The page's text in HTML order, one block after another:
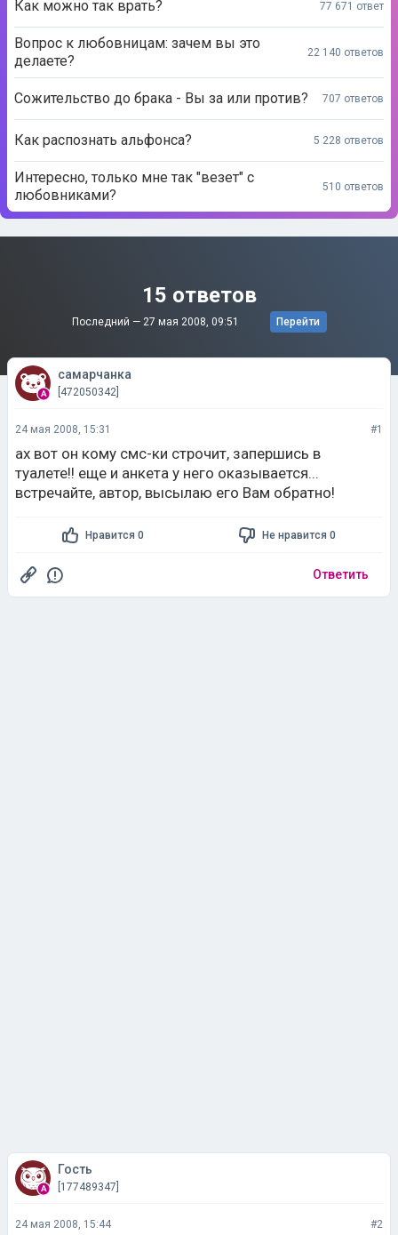
Как можно так врать? 77 671 ответ
Вопрос к любовницам: зачем вы это
делаете?
22 140 ответов
Сожительство до брака - Вы за или против? 707 ответов
Как распознать альфонса? 5 228 ответов
Интересно, только мне так "везет" с
любовниками?
510 ответов
15 ответов
Последний — 27 мая 2008, 09:51 Перейти
самарчанка
[472050342]
24 мая 2008, 15:31 #1
ах вот он кому смс-ки строчит, запершись в
туалете!! еще и анкета у него оказывается...
встречайте, автор, высылаю его Вам обратно!
Нравится 0 Не нравится 0
Ответить
Гость
[177489347]
24 мая 2008, 15:44 #2